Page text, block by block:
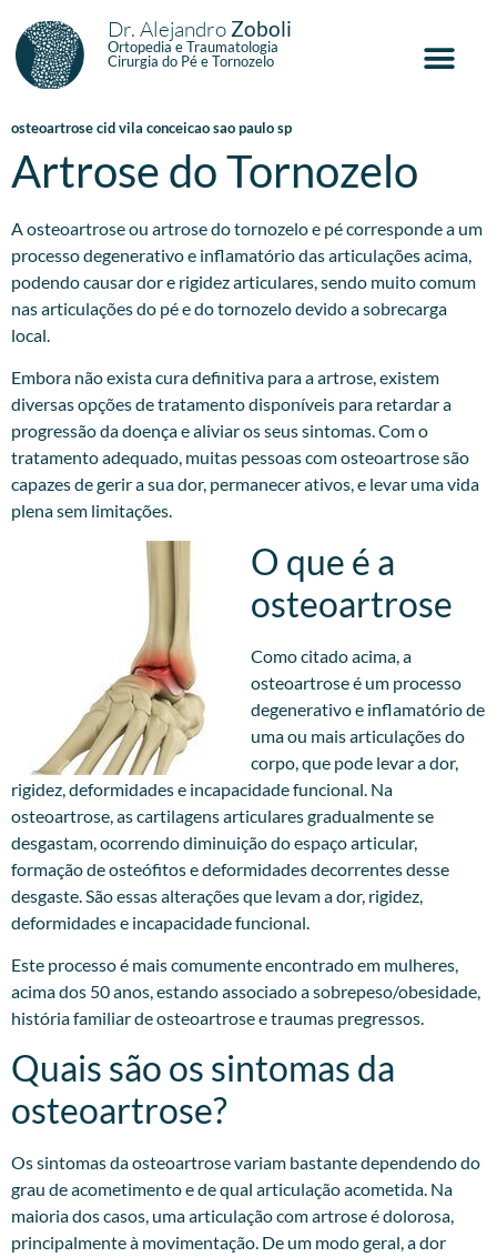
Dr. Alejandro Zoboli
Ortopedia e Traumatologia
Cirurgia do Pé e Tornozelo
osteoartrose cid vila conceicao sao paulo sp
Artrose do Tornozelo
A osteoartrose ou artrose do tornozelo e pé corresponde a um
processo degenerativo e inflamatório das articulações acima,
podendo causar dor e rigidez articulares, sendo muito comum
nas articulações do pé e do tornozelo devido a sobrecarga
local.
Embora não exista cura definitiva para a artrose, existem
diversas opções de tratamento disponíveis para retardar a
progressão da doença e aliviar os seus sintomas. Com o
tratamento adequado, muitas pessoas com osteoartrose são
capazes de gerir a sua dor, permanecer ativos, e levar uma vida
plena sem limitações.
O que é a
osteoartrose
Como citado acima, a
osteoartrose é um processo
degenerativo e inflamatório de
uma ou mais articulações do
corpo, que pode levar a dor,
rigidez, deformidades e incapacidade funcional. Na
osteoartrose, as cartilagens articulares gradualmente se
desgastam, ocorrendo diminuição do espaço articular,
formação de osteófitos e deformidades decorrentes desse
desgaste. São essas alterações que levam a dor, rigidez,
deformidades e incapacidade funcional.
Este processo é mais comumente encontrado em mulheres,
acima dos 50 anos, estando associado a sobrepeso/obesidade,
história familiar de osteoartrose e traumas pregressos.​
Quais são os sintomas da
osteoartrose?
Os sintomas da osteoartrose variam bastante dependendo do
grau de acometimento e de qual articulação acometida. Na
maioria dos casos, uma articulação com artrose é dolorosa,
principalmente à movimentação. De um modo geral, a dor